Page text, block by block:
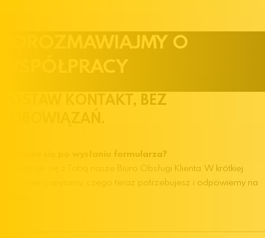
POROZMAWIAJMY O
WSPÓŁPRACY
ZOSTAW KONTAKT, BEZ
Co stanie się po wysłaniu formularza?
Skontaktuje się z Tobą nasze Biuro Obsługi Klienta. W krótkiej
rozmowie zapytamy, czego teraz potrzebujesz i odpowiemy na